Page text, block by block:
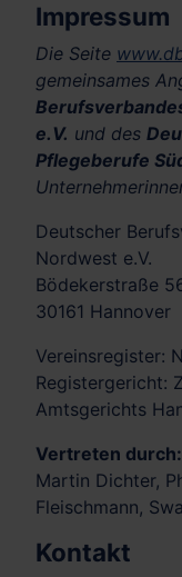
Impressum
Die Seite
gemeinsames
e.V. und des
Pflegeberufe
Deutscher
Nordwest e.V.
Bödekerstraße
30161 Hannover
Vereinsregister:
Registergericht:
Amtsgerichts
Vertreten durch:
Martin Dichter,
Fleischmann,
Kontakt